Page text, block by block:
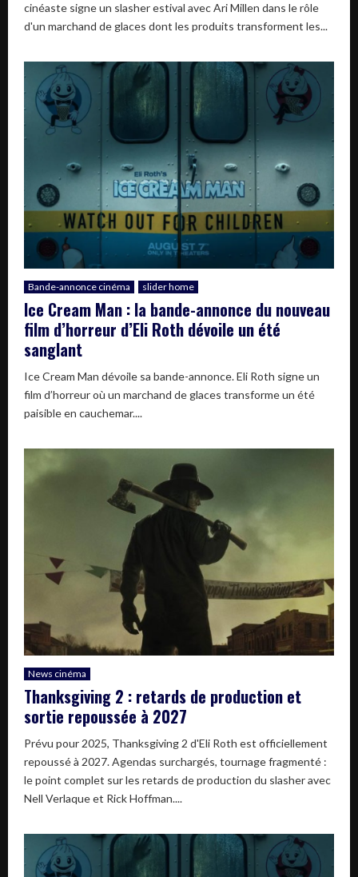
cinéaste signe un slasher estival avec Ari Millen dans le rôle
d'un marchand de glaces dont les produits transforment les...
Bande-annonce cinéma slider home
Ice Cream Man : la bande-annonce du nouveau
film d’horreur d’Eli Roth dévoile un été
sanglant
Ice Cream Man dévoile sa bande-annonce. Eli Roth signe un
film d’horreur où un marchand de glaces transforme un été
paisible en cauchemar....
News cinéma
Thanksgiving 2 : retards de production et
sortie repoussée à 2027
Prévu pour 2025, Thanksgiving 2 d'Eli Roth est officiellement
repoussé à 2027. Agendas surchargés, tournage fragmenté :
le point complet sur les retards de production du slasher avec
Nell Verlaque et Rick Hoffman....